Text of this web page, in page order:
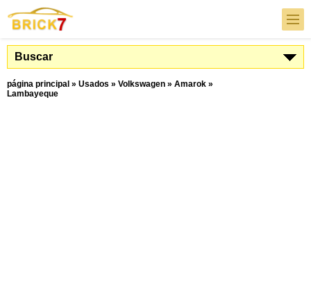
Buscar
página principal » Usados » Volkswagen » Amarok »
Lambayeque